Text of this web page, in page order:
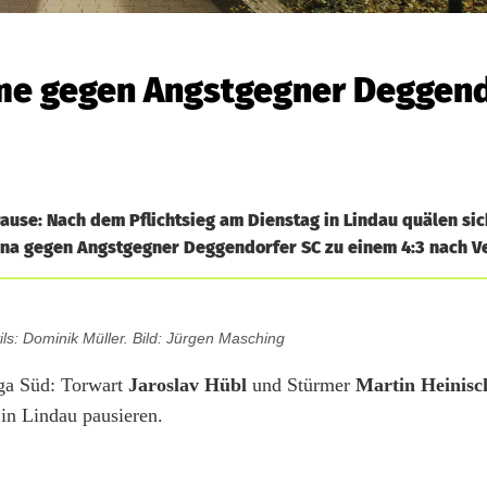
gegen Angstgegner
Nach dem Pflichtsieg am Dienstag in Lindau quälen
gegen Angstgegner Deggendorfer SC zu einem 4:3 nach
Dominik Müller. Bild: Jürgen Masching
Süd: Torwart Jaroslav Hübl und Stürmer Martin
Lindau pausieren.